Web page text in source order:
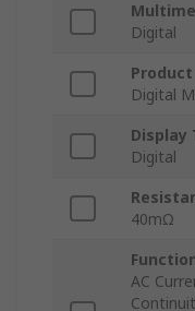
Digital
Digital
Display
Digital
40mΩ
AC